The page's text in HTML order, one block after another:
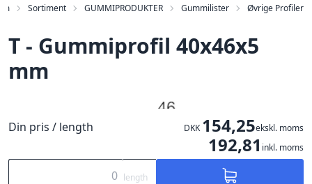
Sortiment GUMMIPRODUKTER Gummilister Øvrige Profiler
T - Gummiprofil 40x46x5
mm
Din pris / length DKK 154,25ekskl. moms
192,81 inkl. moms
length